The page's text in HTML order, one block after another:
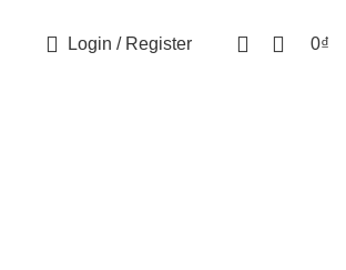
Login / Register 0₫